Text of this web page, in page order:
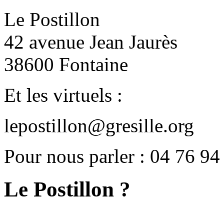
Le Postillon
42 avenue Jean Jaurès
38600 Fontaine
Et les virtuels :
lepostillon@gresille.org
Pour nous parler : 04 76
Le Postillon ?